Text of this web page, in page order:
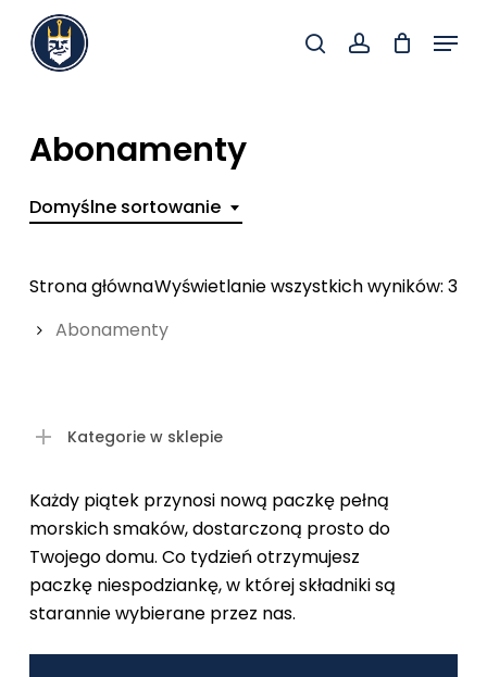
main
searchaccount
Menu
Abonamenty
Domyślne sortowanie
Wyświetlanie wszystkich wyników: 3
Strona główna
Abonamenty
Kategorie w sklepie
Każdy piątek przynosi nową paczkę pełną
morskich smaków, dostarczoną prosto do
Twojego domu. Co tydzień otrzymujesz
paczkę niespodziankę, w której składniki są
starannie wybierane przez nas.